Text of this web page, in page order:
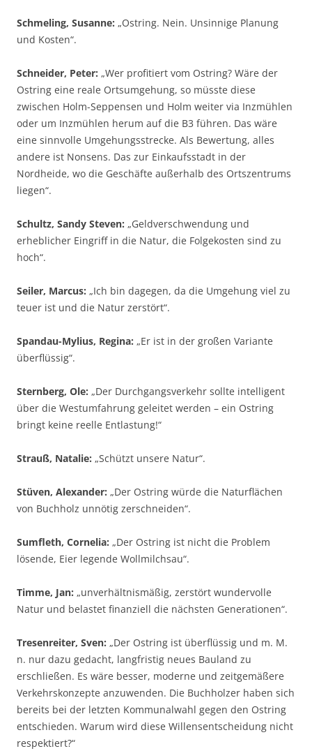
Schmeling, Susanne: „Ostring. Nein. Unsinnige Planung
und Kosten“.
Schneider, Peter: „Wer profitiert vom Ostring? Wäre der
Ostring eine reale Ortsumgehung, so müsste diese
zwischen Holm-Seppensen und Holm weiter via Inzmühlen
oder um Inzmühlen herum auf die B3 führen. Das wäre
eine sinnvolle Umgehungsstrecke. Als Bewertung, alles
andere ist Nonsens. Das zur Einkaufsstadt in der
Nordheide, wo die Geschäfte außerhalb des Ortszentrums
liegen“.
Schultz, Sandy Steven: „Geldverschwendung und
erheblicher Eingriff in die Natur, die Folgekosten sind zu
hoch“.
Seiler, Marcus: „Ich bin dagegen, da die Umgehung viel zu
teuer ist und die Natur zerstört“.
Spandau-Mylius, Regina: „Er ist in der großen Variante
überflüssig“.
Sternberg, Ole: „Der Durchgangsverkehr sollte intelligent
über die Westumfahrung geleitet werden – ein Ostring
bringt keine reelle Entlastung!“
Strauß, Natalie: „Schützt unsere Natur“.
Stüven, Alexander: „Der Ostring würde die Naturflächen
von Buchholz unnötig zerschneiden“.
Sumfleth, Cornelia: „Der Ostring ist nicht die Problem
lösende, Eier legende Wollmilchsau“.
Timme, Jan: „unverhältnismäßig, zerstört wundervolle
Natur und belastet finanziell die nächsten Generationen“.
Tresenreiter, Sven: „Der Ostring ist überflüssig und m. M.
n. nur dazu gedacht, langfristig neues Bauland zu
erschließen. Es wäre besser, moderne und zeitgemäßere
Verkehrskonzepte anzuwenden. Die Buchholzer haben sich
bereits bei der letzten Kommunalwahl gegen den Ostring
entschieden. Warum wird diese Willensentscheidung nicht
respektiert?“